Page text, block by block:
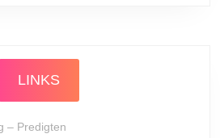
LINKS
– Predigten